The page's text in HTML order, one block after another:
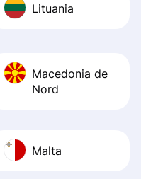
Lituania
Macedonia de
Nord
Malta